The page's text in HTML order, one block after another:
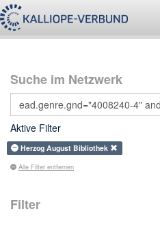
Suche im Netzwerk
Aktive Filter
Herzog August Bibliothek
Alle Filter entfernen
Filter